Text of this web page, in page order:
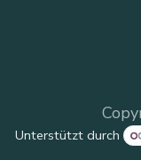
Unterstützt durch